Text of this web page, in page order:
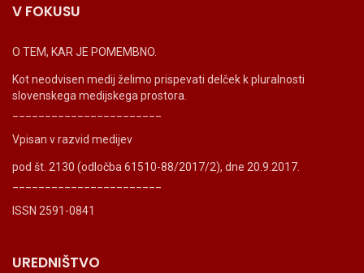
V FOKUSU
O TEM, KAR JE POMEMBNO.
Kot neodvisen medij želimo prispevati delček k pluralnosti
slovenskega medijskega prostora.
Vpisan v razvid medijev
pod št. 2130 (odločba 61510-88/2017/2), dne 20.9.2017.
ISSN 2591-0841
UREDNIŠTVO